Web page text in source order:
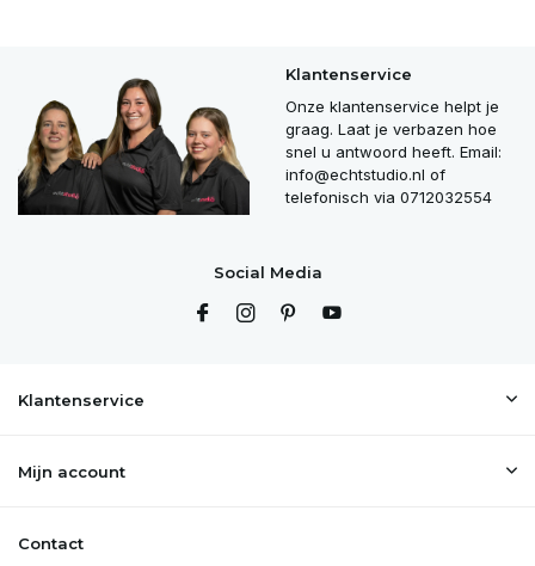
Klantenservice
Onze klantenservice helpt je
graag. Laat je verbazen hoe
snel u antwoord heeft. Email:
info@echtstudio.nl of
telefonisch via 0712032554
Social Media
Klantenservice
Mijn account
Contact